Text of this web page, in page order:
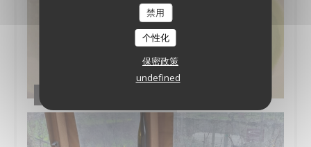
禁用
个性化
保密政策
undefined